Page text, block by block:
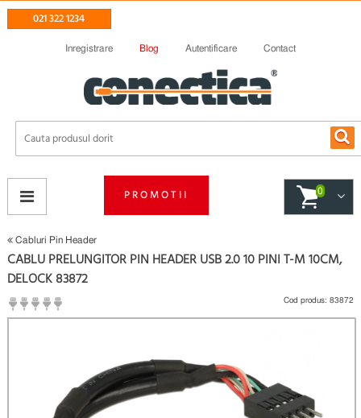
021 322 1234
Inregistrare Blog Autentificare Contact
PROMOTII 0
Cabluri Pin Header
CABLU PRELUNGITOR PIN HEADER USB 2.0 10 PINI T-M 10CM,
DELOCK 83872
(
Cod produs: 83872